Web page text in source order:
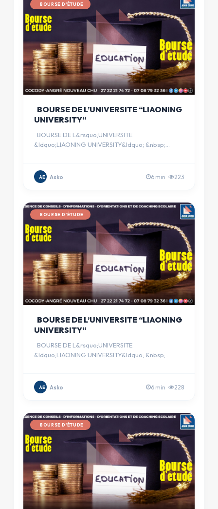
BOURSE D'ÉTUDE
BOURSE DE L’UNIVERSITE “LIAONING
UNIVERSITY“
BOURSE DE L&rsquo;UNIVERSITE
&ldquo;LIAONING UNIVERSITY&ldquo; &nbsp;
AE Asko 6 min 223
BOURSE D'ÉTUDE
BOURSE DE L’UNIVERSITE “LIAONING
UNIVERSITY“
BOURSE DE L&rsquo;UNIVERSITE
&ldquo;LIAONING UNIVERSITY&ldquo; &nbsp;
AE Asko 6 min 228
BOURSE D'ÉTUDE